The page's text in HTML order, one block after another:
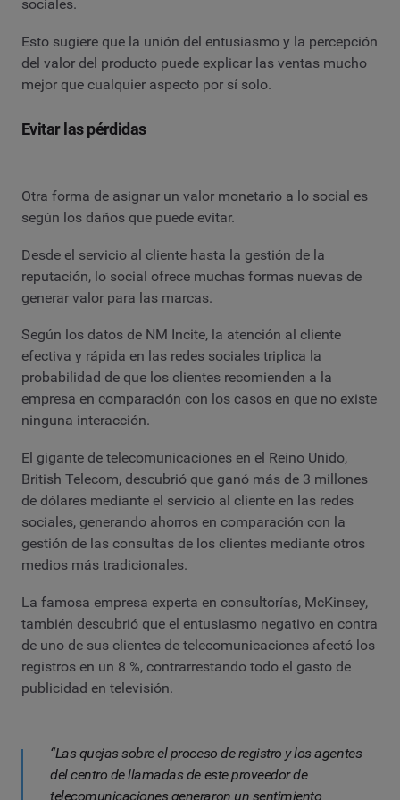
sociales.
Esto sugiere que la unión del entusiasmo y la percepción
del valor del producto puede explicar las ventas mucho
mejor que cualquier aspecto por sí solo.
Evitar las pérdidas
Otra forma de asignar un valor monetario a lo social es
según los daños que puede evitar.
Desde el servicio al cliente hasta la gestión de la
reputación, lo social ofrece muchas formas nuevas de
generar valor para las marcas.
Según los datos de NM Incite, la atención al cliente
efectiva y rápida en las redes sociales triplica la
probabilidad de que los clientes recomienden a la
empresa en comparación con los casos en que no existe
ninguna interacción.
El gigante de telecomunicaciones en el Reino Unido,
British Telecom, descubrió que ganó más de 3 millones
de dólares mediante el servicio al cliente en las redes
sociales, generando ahorros en comparación con la
gestión de las consultas de los clientes mediante otros
medios más tradicionales.
La famosa empresa experta en consultorías, McKinsey,
también descubrió que el entusiasmo negativo en contra
de uno de sus clientes de telecomunicaciones afectó los
registros en un 8 %, contrarrestando todo el gasto de
publicidad en televisión.
“Las quejas sobre el proceso de registro y los agentes
del centro de llamadas de este proveedor de
telecomunicaciones generaron un sentimiento